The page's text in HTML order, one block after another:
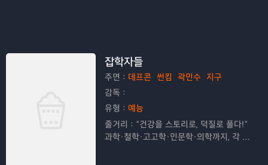
잡학자들
주연： 데프콘 썬킴 곽민수 지구
감독：
유형： 예능
줄거리： “건강을 스토리로, 덕질로 풀다!”
과학·철학·고고학·인문학·의학까지, 각 분